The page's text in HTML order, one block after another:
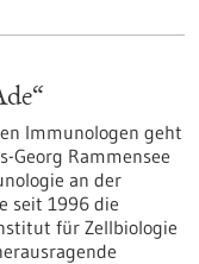
Immunologen geht
Georg Rammensee
an der
seit 1996 die
für Zellbiologie